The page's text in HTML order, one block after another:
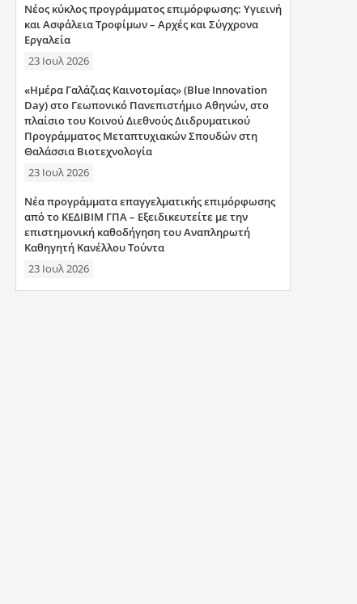
Νέος κύκλος προγράμματος επιμόρφωσης: Υγιεινή
και Ασφάλεια Τροφίμων – Αρχές και Σύγχρονα
Εργαλεία
23 Ιουλ 2026
«Ημέρα Γαλάζιας Καινοτομίας» (Blue Innovation
Day) στο Γεωπονικό Πανεπιστήμιο Αθηνών, στο
πλαίσιο του Κοινού Διεθνούς Διιδρυματικού
Προγράμματος Μεταπτυχιακών Σπουδών στη
Θαλάσσια Βιοτεχνολογία
23 Ιουλ 2026
Νέα προγράμματα επαγγελματικής επιμόρφωσης
από το ΚΕΔΙΒΙΜ ΓΠΑ – Εξειδικευτείτε με την
επιστημονική καθοδήγηση του Αναπληρωτή
Καθηγητή Κανέλλου Τούντα
23 Ιουλ 2026